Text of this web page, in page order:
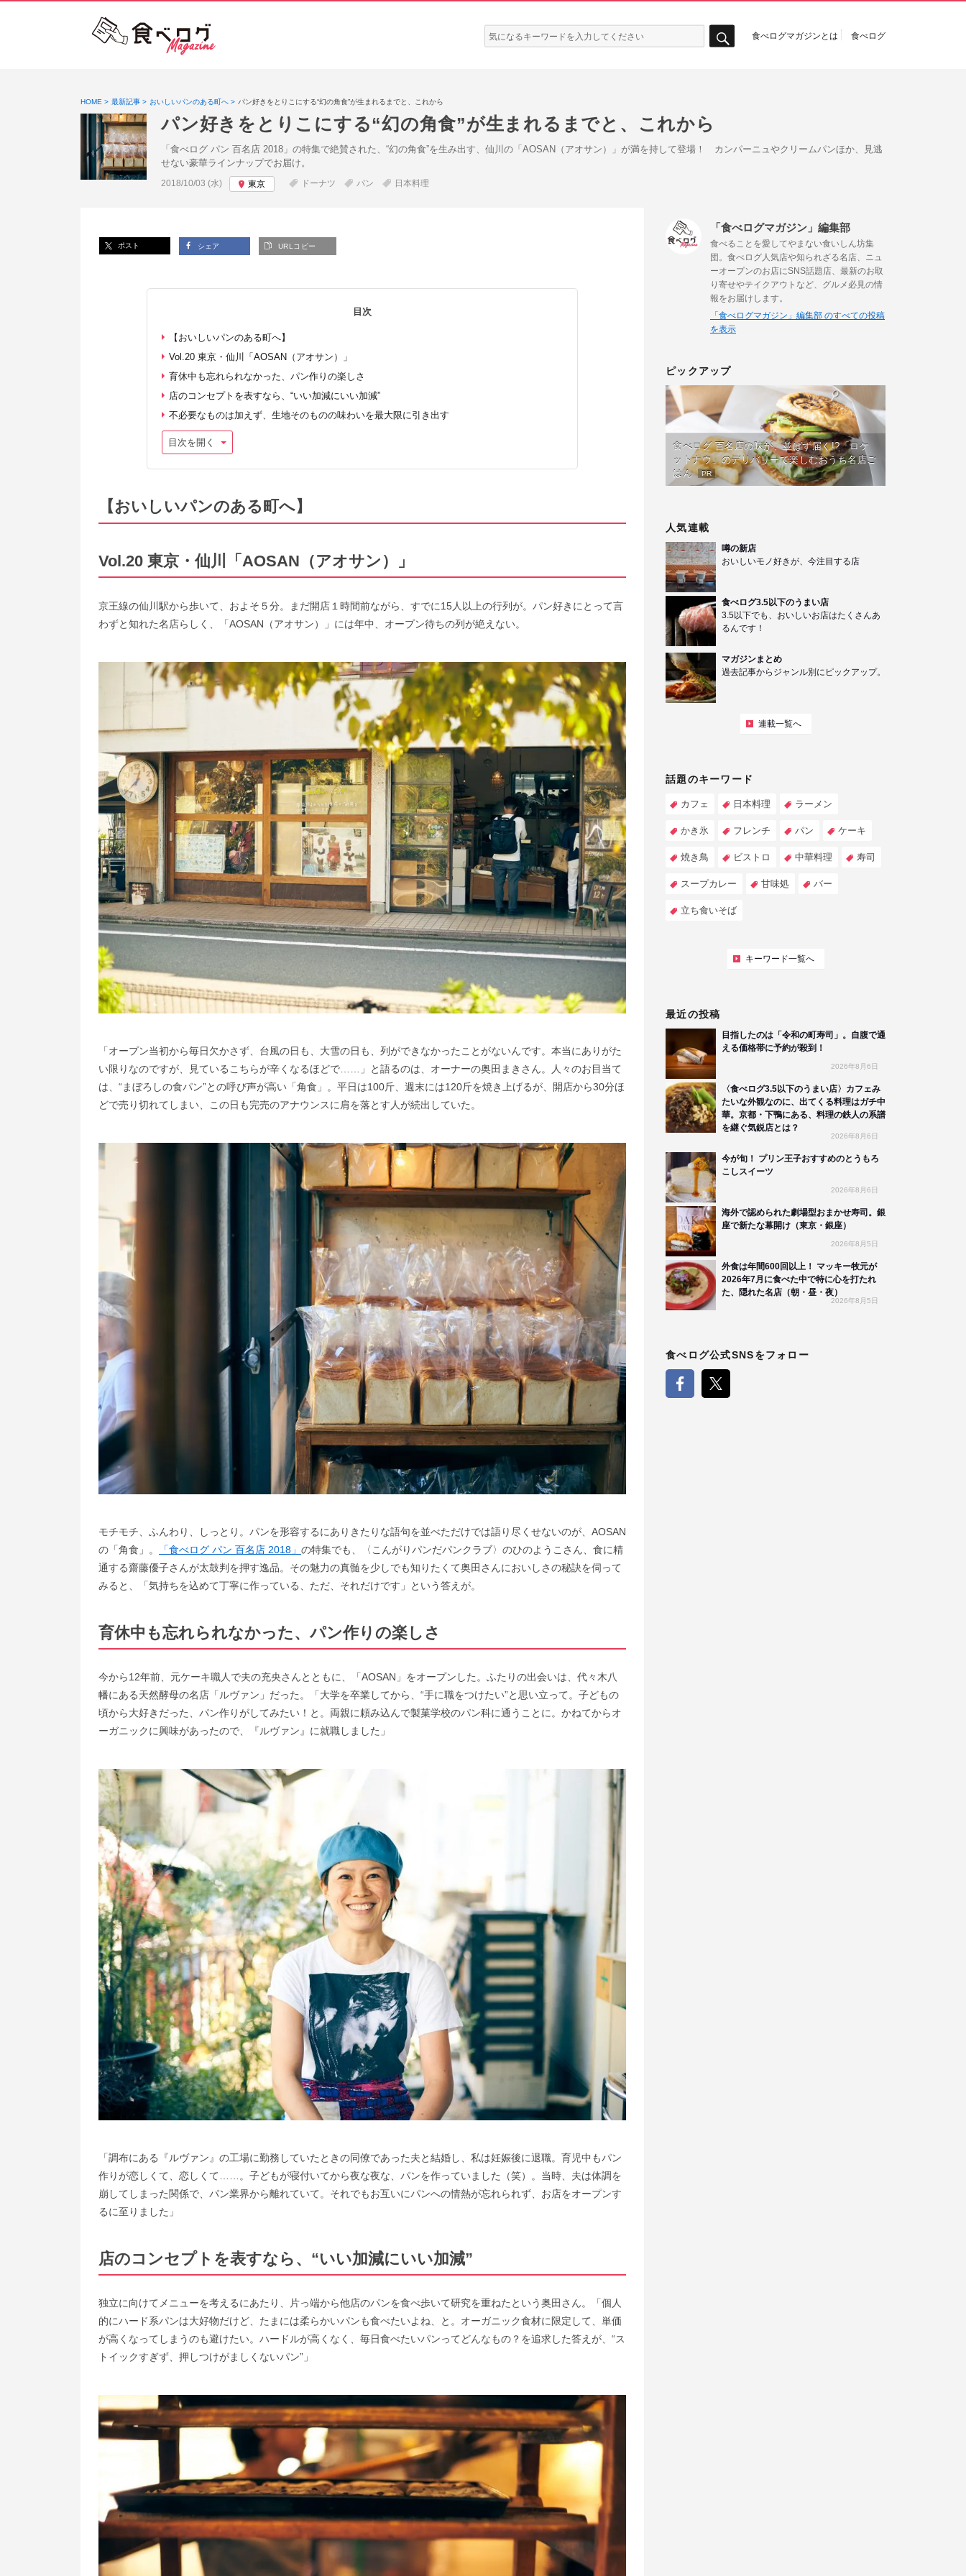
検
索:
食べログマガジンとは 食べログ
HOME 最新記事 おいしいパンのある町へ パン好きをとりこにする“幻の角食”が生まれるまでと、これから
パン好きをとりこにする“幻の角食”が生まれるまでと、これから
「食べログ パン 百名店 2018」の特集で絶賛された、“幻の角食”を生み出す、仙川の「AOSAN（アオサン）」が満を持して登場！ カンパーニュやクリームパンほか、見逃
せない豪華ラインナップでお届け。
投稿日:
2018/10/03 (水) 東京 ドーナツ パン 日本料理
ポスト シェア URLコピー
目次
【おいしいパンのある町へ】
Vol.20 東京・仙川「AOSAN（アオサン）」
育休中も忘れられなかった、パン作りの楽しさ
店のコンセプトを表すなら、“いい加減にいい加減”
不必要なものは加えず、生地そのものの味わいを最大限に引き出す
目次を開く
【おいしいパンのある町へ】
Vol.20 東京・仙川「AOSAN（アオサン）」
京王線の仙川駅から歩いて、およそ５分。まだ開店１時間前ながら、すでに15人以上の行列が。パン好きにとって言
わずと知れた名店らしく、「AOSAN（アオサン）」には年中、オープン待ちの列が絶えない。
「オープン当初から毎日欠かさず、台風の日も、大雪の日も、列ができなかったことがないんです。本当にありがた
い限りなのですが、見ているこちらが辛くなるほどで……」と語るのは、オーナーの奥田まきさん。人々のお目当て
は、“まぼろしの食パン”との呼び声が高い「角食」。平日は100斤、週末には120斤を焼き上げるが、開店から30分ほ
どで売り切れてしまい、この日も完売のアナウンスに肩を落とす人が続出していた。
モチモチ、ふんわり、しっとり。パンを形容するにありきたりな語句を並べただけでは語り尽くせないのが、AOSAN
の「角食」。
「食べログ パン 百名店 2018」 の特集でも、〈こんがりパンだパンクラブ〉のひのようこさん、食に精
通する齋藤優子さんが太鼓判を押す逸品。その魅力の真髄を少しでも知りたくて奥田さんにおいしさの秘訣を伺って
みると、「気持ちを込めて丁寧に作っている、ただ、それだけです」という答えが。
育休中も忘れられなかった、パン作りの楽しさ
今から12年前、元ケーキ職人で夫の充央さんとともに、「AOSAN」をオープンした。ふたりの出会いは、代々木八
幡にある天然酵母の名店「ルヴァン」だった。「大学を卒業してから、“手に職をつけたい”と思い立って。子どもの
頃から大好きだった、パン作りがしてみたい！と。両親に頼み込んで製菓学校のパン科に通うことに。かねてからオ
ーガニックに興味があったので、『ルヴァン』に就職しました」
「調布にある『ルヴァン』の工場に勤務していたときの同僚であった夫と結婚し、私は妊娠後に退職。育児中もパン
作りが恋しくて、恋しくて……。子どもが寝付いてから夜な夜な、パンを作っていました（笑）。当時、夫は体調を
崩してしまった関係で、パン業界から離れていて。それでもお互いにパンへの情熱が忘れられず、お店をオープンす
るに至りました」
店のコンセプトを表すなら、“いい加減にいい加減”
独立に向けてメニューを考えるにあたり、片っ端から他店のパンを食べ歩いて研究を重ねたという奥田さん。「個人
的にハード系パンは大好物だけど、たまには柔らかいパンも食べたいよね、と。オーガニック食材に限定して、単価
が高くなってしまうのも避けたい。ハードルが高くなく、毎日食べたいパンってどんなもの？を追求した答えが、“ス
トイックすぎず、押しつけがましくないパン”」
「食べログマガジン」編集部
食べることを愛してやまない食いしん坊集
団。食べログ人気店や知られざる名店、ニュ
ーオープンのお店にSNS話題店、最新のお取
り寄せやテイクアウトなど、グルメ必見の情
報をお届けします。
「食べログマガジン」編集部 のすべての投稿
を表示
ピックアップ
食べログ 百名店の味が、並ばず届く!?「ロケ
ットナウ」のデリバリーで楽しむおうち名店ご
はん
PR
人気連載
噂の新店
おいしいモノ好きが、今注目する店
食べログ3.5以下のうまい店
3.5以下でも、おいしいお店はたくさんあ
るんです！
マガジンまとめ
過去記事からジャンル別にピックアップ。
連載一覧へ
話題のキーワード
カフェ 日本料理 ラーメン
かき氷 フレンチ パン ケーキ
焼き鳥 ビストロ 中華料理 寿司
スープカレー 甘味処 バー
立ち食いそば
キーワード一覧へ
最近の投稿
目指したのは「令和の町寿司」。自腹で通
える価格帯に予約が殺到！
2026年8月6日
〈食べログ3.5以下のうまい店〉カフェみ
たいな外観なのに、出てくる料理はガチ中
華。京都・下鴨にある、料理の鉄人の系譜
を継ぐ気鋭店とは？
2026年8月6日
今が旬！ プリン王子おすすめのとうもろ
こしスイーツ
2026年8月6日
海外で認められた劇場型おまかせ寿司。銀
座で新たな幕開け（東京・銀座）
2026年8月5日
外食は年間600回以上！ マッキー牧元が
2026年7月に食べた中で特に心を打たれ
た、隠れた名店（朝・昼・夜）
2026年8月5日
食べログ公式SNSをフォロー